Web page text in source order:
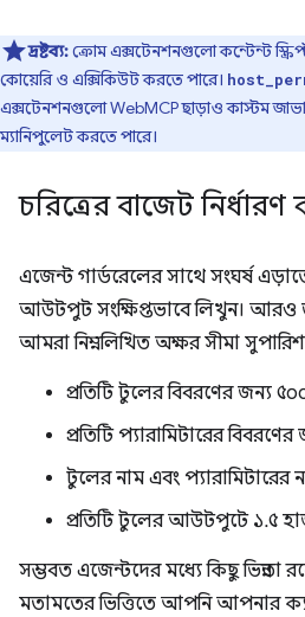
দ্রষ্টব্য:ক্রোম এক্সটেনশনগুলো কন্টেন্ট
কোয়েরি ও এক্সিকিউট করতে পারে।
এক্সটেনশনগুলো WebMCP ছাড়াও কাস্টম
ম্যানিপুলেট করতে পারে।
চরিত্রের বাজেট
এজেন্ট গার্ডরেলের সাথে সংঘর্ষ
আউটপুট সংক্ষিপ্তভাবে লিখুন।
আমরা নিম্নলিখিত অক্ষর সীমা
প্রতিটি টুলের বিবরণের জন্য
প্রতিটি প্যারামিটারের
টুলের নাম এবং
প্রতিটি টুলের আউটপুটে ১.৫
সম্ভবত এজেন্টদের মধ্যে কিছু ভিন্নতা
মতামতের ভিত্তিতে আপনি আপনার